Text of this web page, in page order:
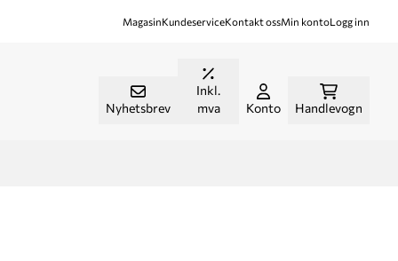
MagasinKundeserviceKontakt ossMin kontoLogg inn
Nyhetsbrev
Inkl.
mva
Konto Handlevogn